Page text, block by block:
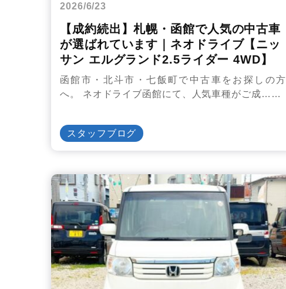
2026/6/23
【成約続出】札幌・函館で人気の中古車
が選ばれています｜ネオドライブ【ニッ
サン エルグランド2.5ライダー 4WD】
函館市・北斗市・七飯町で中古車をお探しの方
へ。 ネオドライブ函館にて、人気車種がご成……
スタッフブログ